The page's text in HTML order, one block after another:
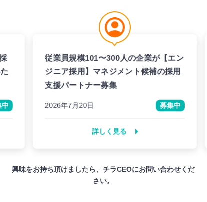
従業員規模101〜300人の企業が【エン
ジニア採用】マネジメント候補の採用
支援パートナー募集
2026年7月20日 募集中
詳しく見る
興味をお持ち頂けましたら、チラCEOにお問い合わせくだ
さい。